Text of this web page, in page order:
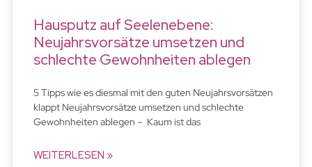
Hausputz auf Seelenebene:
Neujahrsvorsätze umsetzen und
schlechte Gewohnheiten ablegen
5 Tipps wie es diesmal mit den guten Neujahrsvorsätzen
klappt Neujahrsvorsätze umsetzen und schlechte
Gewohnheiten ablegen – Kaum ist das
WEITERLESEN »